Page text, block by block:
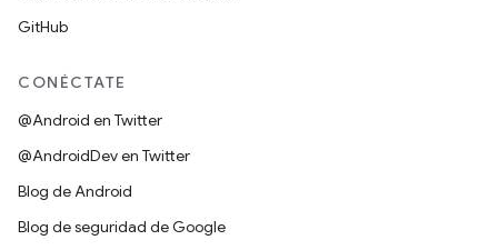
GitHub
CONÉCTATE
@Android en Twitter
@AndroidDev en Twitter
Blog de Android
Blog de seguridad de Google